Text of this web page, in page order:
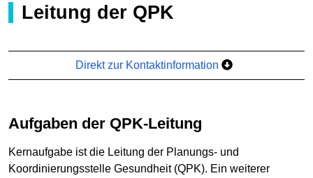
Leitung der QPK
Direkt zur Kontaktinformation
Aufgaben der QPK-Leitung
Kernaufgabe ist die Leitung der Planungs- und
Koordinierungsstelle Gesundheit (QPK). Ein weiterer